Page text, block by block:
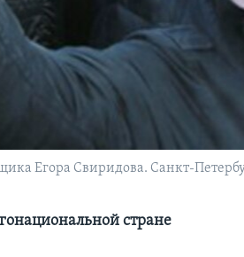
Егора Свиридова. Санкт-
стране